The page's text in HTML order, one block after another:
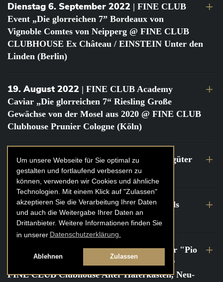
Um unsere Webseite für Sie optimal zu
gestalten und fortlaufend verbessern zu
können, verwenden wir Cookies und ähnliche
Technologien. Mit einem Klick auf "Zulassen"
akzeptieren Sie die Verarbeitung Ihrer Daten
und auch die Weitergabe Ihrer Daten an
Drittanbieter. Weitere Informationen finden Sie
in unserer Datenschutzerklärung.
Ablehnen Zulassen
Dienstag 6. September 2022 | FINE CLUB
Event „Die glorreichen 7” Bordeaux von
Vignoble Comtes von Neipperg @ FINE CLUB
CLUBHOUSE Ex Château / EINSTEIN Unter den
Linden (Berlin)
19. August 2022 | FINE CLUB Academy
Caviar „Die glorreichen 7“ Riesling Große
Gewächse von der Mosel aus 2020 @ FINE CLUB
Clubhouse Prunier Cologne (Köln)
29. Juli 2022| Weinbergwanderung Weingüter
Geheimrat J. Wegeler
26. bis 27. Juli 2022| FINE CLUB Travels
Frankreich Champagne Kurztrip
| FINE CLUB Private Dinner "Pio
Cesare" mit Tochter Frederica Pio Boffa @
FINE CLUB Clubhouse Alter Haferkasten, Neu-